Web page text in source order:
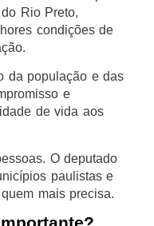
Rio Preto,
condições de
da população e das
e
de vida aos
O deputado
paulistas e
mais precisa.